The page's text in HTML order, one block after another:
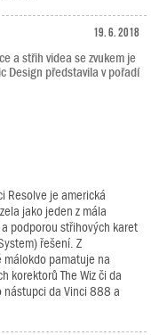
19. 6. 2018
a střih videa se zvukem je
Design představila v pořadí
Resolve je americká
jako jeden z mála
podporou střihových karet
řešení. Z
málokdo pamatuje na
korektorů The Wiz či da
nástupci da Vinci 888 a